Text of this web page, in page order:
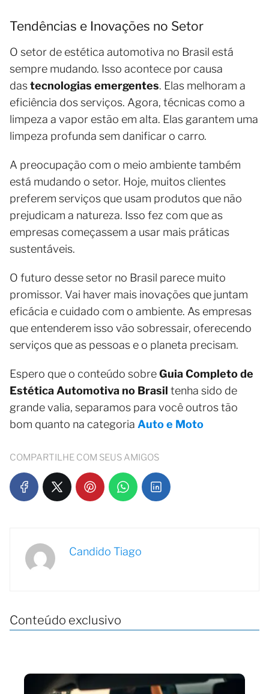
Tendências e Inovações no Setor
O setor de estética automotiva no Brasil está
sempre mudando. Isso acontece por causa
dastecnologias emergentes. Elas melhoram a
eficiência dos serviços. Agora, técnicas como a
limpeza a vapor estão em alta. Elas garantem uma
limpeza profunda sem danificar o carro.
A preocupação com o meio ambiente também
está mudando o setor. Hoje, muitos clientes
preferem serviços que usam produtos que não
prejudicam a natureza. Isso fez com que as
empresas começassem a usar mais práticas
sustentáveis.
O futuro desse setor no Brasil parece muito
promissor. Vai haver mais inovações que juntam
eficácia e cuidado com o ambiente. As empresas
que entenderem isso vão sobressair, oferecendo
serviços que as pessoas e o planeta precisam.
Espero que o conteúdo sobreGuia Completo de
Estética Automotiva no Brasil tenha sido de
grande valia, separamos para você outros tão
bom quanto na categoria Auto e Moto
COMPARTILHE COM SEUS AMIGOS
Candido Tiago
Conteúdo exclusivo